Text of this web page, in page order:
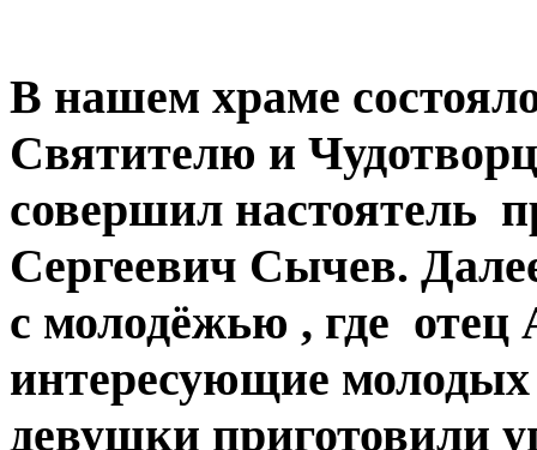
В нашем храме
Святителю и
совершил настоятель
Сергеевич Сычев.
с молодёжью , где отец
интересующие
девушки приготовили